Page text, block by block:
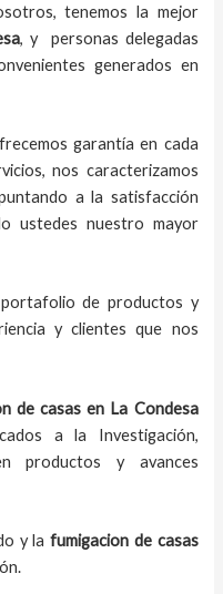
tenemos la mejor
, y personas delegadas
generados en
garantía en cada
nos caracterizamos
a la satisfacción
ustedes nuestro mayor
de productos y
y clientes que nos
de casasen La Condesa
a la Investigación,
productos y avances
yla fumigacion de casas